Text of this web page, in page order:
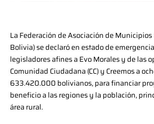
La Federación de Asociación de
Bolivia) se declaró en estado de
legisladores afines a Evo Morales y de las
Comunidad Ciudadana (CC) y Creemos a
633.420.000 bolivianos, para financiar
beneficio a las regiones y la población,
área rural.